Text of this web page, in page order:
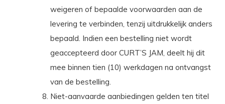
weigeren of bepaalde voorwaarden aan de
levering te verbinden, tenzij uitdrukkelijk anders
bepaald. Indien een bestelling niet wordt
geaccepteerd door CURT’S JAM, deelt hij dit
mee binnen tien (10) werkdagen na ontvangst
van de bestelling.
Niet-aanvaarde aanbiedingen gelden ten titel